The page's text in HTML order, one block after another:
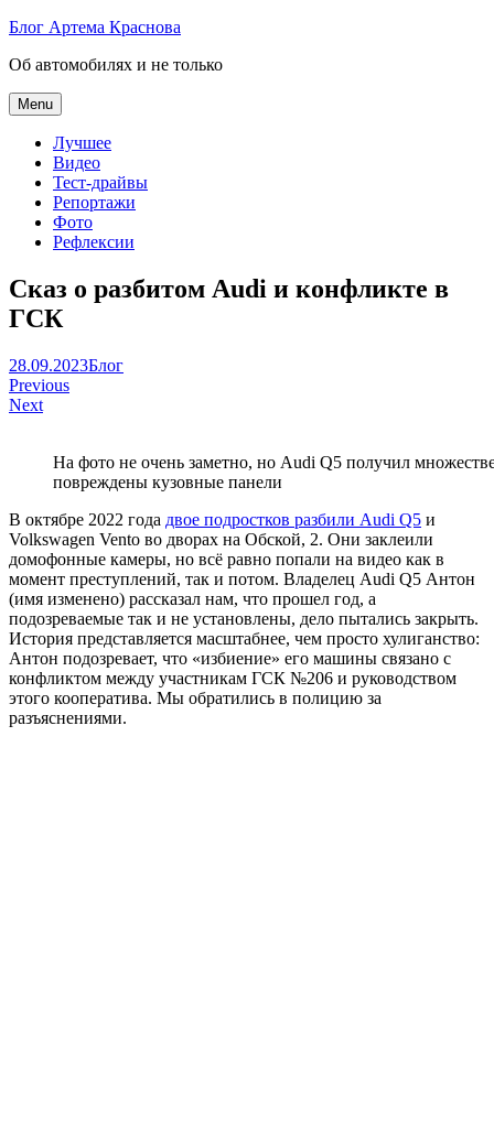
Skip
content
Блог Артема Краснова
Об автомобилях и не только
Menu
Лучшее
Видео
Тест-драйвы
Репортажи
Фото
Рефлексии
Сказ о разбитом Audi и конфликте в
ГСК
Артем
Краснов
28.09.2023Блог
Навигация
по
Previous
Next
На фото не очень заметно, но Audi Q5 получил
повреждены кузовные панели
В октябре 2022 года двое подростков разбили Audi Q5 и
Volkswagen Vento во дворах на Обской, 2. Они заклеили
домофонные камеры, но всё равно попали на видео как в
момент преступлений, так и потом. Владелец Audi Q5 Антон
(имя изменено) рассказал нам, что прошел год, а
подозреваемые так и не установлены, дело пытались закрыть.
История представляется масштабнее, чем просто хулиганство:
Антон подозревает, что «избиение» его машины связано с
конфликтом между участникам ГСК №206 и руководством
этого кооператива. Мы обратились в полицию за
разъяснениями.